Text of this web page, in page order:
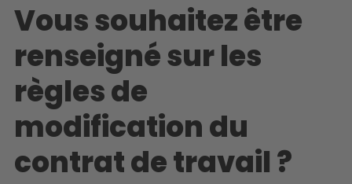
Vous souhaitez être
renseigné sur les
règles de
modification du
contrat de travail ?